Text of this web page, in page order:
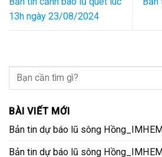
13h ngày 23/08/2024
BÀI VIẾT MỚI
Bản tin dự báo lũ sông
Bản tin dự báo lũ sông